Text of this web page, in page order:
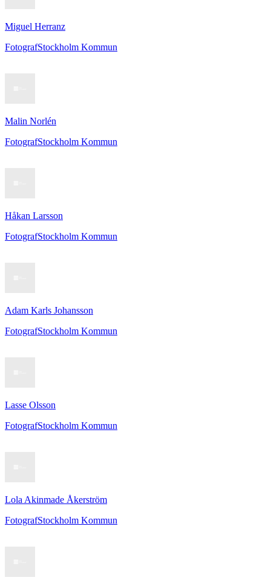
Miguel Herranz
FotografStockholm Kommun
Malin Norlén
FotografStockholm Kommun
Håkan Larsson
FotografStockholm Kommun
Adam Karls Johansson
FotografStockholm Kommun
Lasse Olsson
FotografStockholm Kommun
Lola Akinmade Åkerström
FotografStockholm Kommun